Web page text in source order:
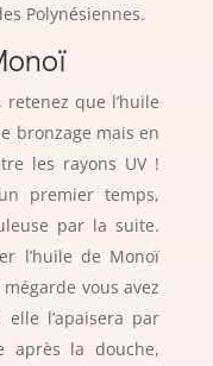
Polynésiennes.
que l’huile
bronzage mais en
les rayons UV !
premier temps,
par la suite.
l’huile de Monoï
vous avez
l’apaisera par
après la douche,